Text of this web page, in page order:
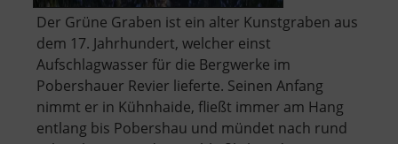
Der Grüne Graben ist ein alter Kunstgraben aus
dem 17. Jahrhundert, welcher einst
Aufschlagwasser für die Bergwerke im
Pobershauer Revier lieferte. Seinen Anfang
nimmt er in Kühnhaide, fließt immer am Hang
entlang bis Pobershau und mündet nach rund